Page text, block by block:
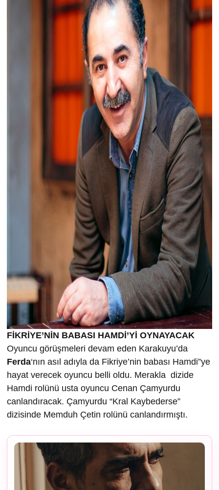
FİKRİYE’NİN BABASI HAMDİ’Yİ OYNAYACAK
Oyuncu görüşmeleri devam eden Karakuyu’da
Ferda‘nın asıl adıyla da Fikriye’nin babası Hamdi”ye
hayat verecek oyuncu belli oldu. Merakla dizide
Hamdi rolünü usta oyuncu Cenan Çamyurdu
canlandıracak. Çamyurdu “Kral Kaybederse”
dizisinde Memduh Çetin rolünü canlandırmıştı.